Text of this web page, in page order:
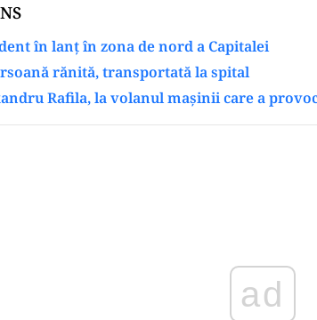
în lanț în zona de nord a Capitalei
rănită, transportată la spital
Rafila, la volanul mașinii care a